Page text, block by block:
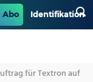
Abo Identifikation
für Textron auf